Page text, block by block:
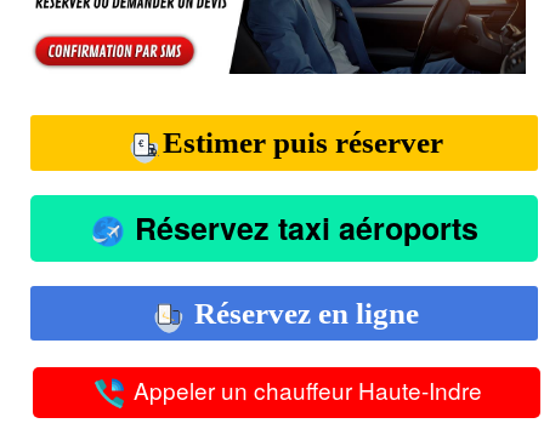
Estimer puis réserver
Réservez taxi aéroports
Réservez en ligne
Appeler un chauffeur Haute-Indre